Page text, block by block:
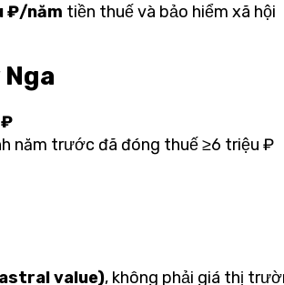
₽/năm tiền thuế và bảo hiểm xã hội
năm trước đã đóng thuế ≥6 triệu ₽
value), không phải giá thị